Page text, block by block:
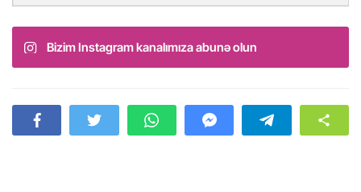
Bizim Instagram kanalımıza abunə olun